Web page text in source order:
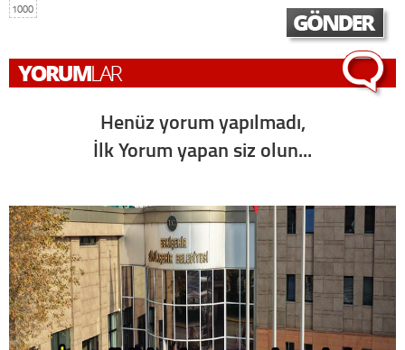
1000
Henüz yorum yapılmadı,
İlk Yorum yapan siz olun...